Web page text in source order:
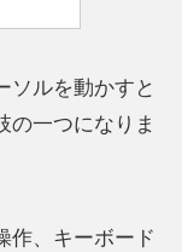
ソルを動かすと
の一つになりま
作、キーボード